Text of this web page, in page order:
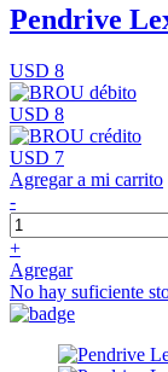
Pendrive
USD 8
USD 8
USD 7
Agregar a mi carrito
-
+
Agregar
No hay suficiente